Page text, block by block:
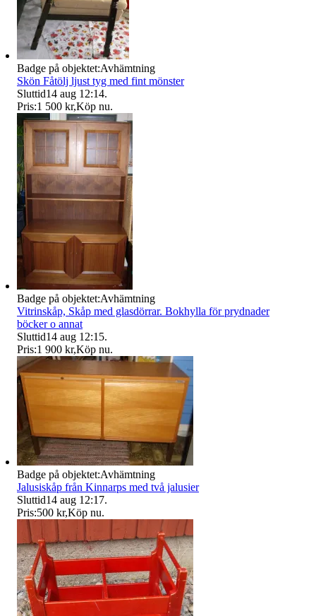
Badge på objektet:Avhämtning
Skön Fåtölj ljust tyg med fint mönster
Sluttid14 aug 12:14.
Pris:1 500 kr,Köp nu.
Badge på objektet:Avhämtning
Vitrinskåp, Skåp med glasdörrar. Bokhylla för prydnader
böcker o annat
Sluttid14 aug 12:15.
Pris:1 900 kr,Köp nu.
Badge på objektet:Avhämtning
Jalusiskåp från Kinnarps med två jalusier
Sluttid14 aug 12:17.
Pris:500 kr,Köp nu.